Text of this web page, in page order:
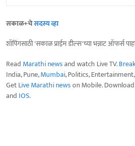
सकाळ+चेसदस्य व्हा
शॉपिंगसाठी 'सकाळ प्राईम डील्स'च्या भन्नाट ऑफर्स
Read Marathi newsand watch Live TV.
India, Pune,Mumbai, Politics,
GetLive Marathi newson Mobile.
and IOS.